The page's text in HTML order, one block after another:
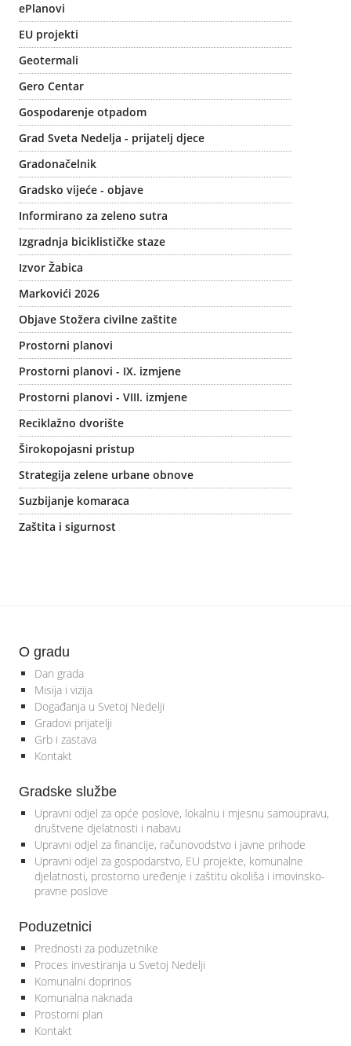
ePlanovi
EU projekti
Geotermali
Gero Centar
Gospodarenje otpadom
Grad Sveta Nedelja - prijatelj djece
Gradonačelnik
Gradsko vijeće - objave
Informirano za zeleno sutra
Izgradnja biciklističke staze
Izvor Žabica
Markovići 2026
Objave Stožera civilne zaštite
Prostorni planovi
Prostorni planovi - IX. izmjene
Prostorni planovi - VIII. izmjene
Reciklažno dvorište
Širokopojasni pristup
Strategija zelene urbane obnove
Suzbijanje komaraca
Zaštita i sigurnost
O gradu
Dan grada
Misija i vizija
Događanja u Svetoj Nedelji
Gradovi prijatelji
Grb i zastava
Kontakt
Gradske službe
Upravni odjel za opće poslove, lokalnu i mjesnu samoupravu,
društvene djelatnosti i nabavu
Upravni odjel za financije, računovodstvo i javne prihode
Upravni odjel za gospodarstvo, EU projekte, komunalne
djelatnosti, prostorno uređenje i zaštitu okoliša i imovinsko-
pravne poslove
Poduzetnici
Prednosti za poduzetnike
Proces investiranja u Svetoj Nedelji
Komunalni doprinos
Komunalna naknada
Prostorni plan
Kontakt